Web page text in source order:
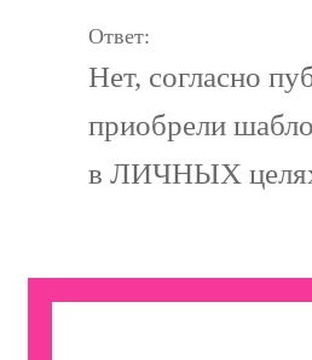
Ответ:
Нет, согласно
приобрели
в ЛИЧНЫХ целях,